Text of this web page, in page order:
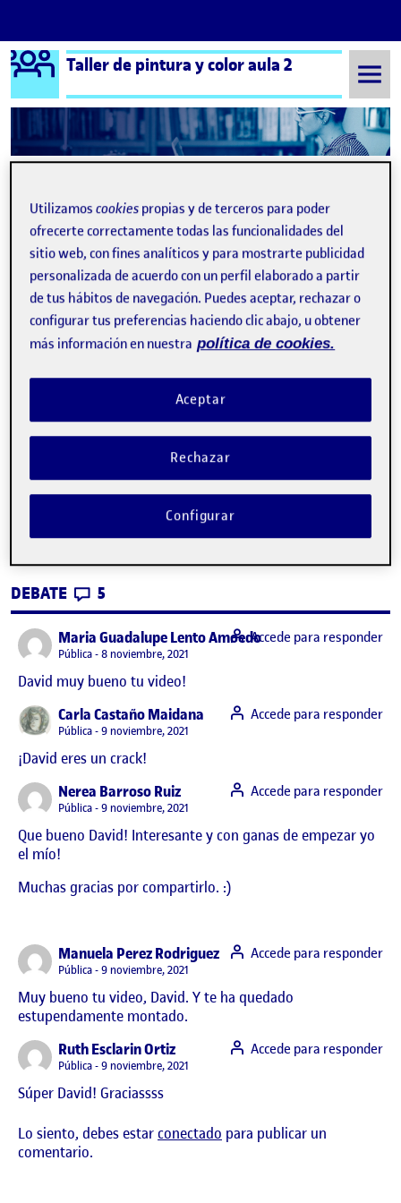
Saltar al contenido
Logo Ágora
Taller de pintura y color aula 2
8 Noviembre, 2021
PEC3. Primera parte: montaje y entelado
de un bastidor
DEBATE CONTRIBUTIONS
5EN PEC3. PRIMERA PARTE: MONTAJE Y
Maria Guadalupe Lento Amoedosays:
Visibilidad:
Pública 8 noviembre, 2021
David muy bueno tu video!
Accede para responder
Carla Castaño Maidana says:
Visibilidad:
Pública 9 noviembre, 2021
¡David eres un crack!
Accede para responder
Nerea Barroso Ruizsays:
Visibilidad:
Pública 9 noviembre, 2021
Que bueno David! Interesante y con ganas de empezar yo
el mío!
Muchas gracias por compartirlo. :)
Accede para responder
Manuela Perez Rodriguezsays:
Visibilidad:
Pública 9 noviembre, 2021
Muy bueno tu video, David. Y te ha quedado
estupendamente montado.
Accede para responder
Ruth Esclarin Ortizsays:
Visibilidad:
Pública 9 noviembre, 2021
Súper David! Graciassss
Accede para responder
Lo siento, debes estarconectado para publicar un
comentario.
Utilizamoscookies propias y de terceros para poder
ofrecerte correctamente todas las funcionalidades del
sitio web, con fines analíticos y para mostrarte publicidad
personalizada de acuerdo con un perfil elaborado a partir
de tus hábitos de navegación. Puedes aceptar, rechazar o
configurar tus preferencias haciendo clic abajo, u obtener
más información en nuestra política de cookies.
Rechazar
Aceptar
Configurar